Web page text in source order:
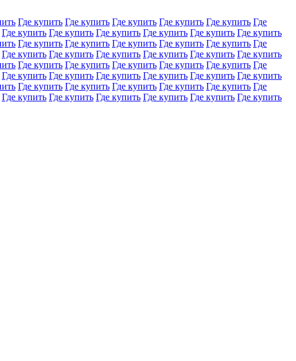
Где купить Где купить Где купить Где купить Где купить Где
Где купить Где купить Где купить Где купить Где купить Где купить
Где купить Где купить Где купить Где купить Где купить Где
Где купить Где купить Где купить Где купить Где купить Где купить
Где купить Где купить Где купить Где купить Где купить Где
Где купить Где купить Где купить Где купить Где купить Где купить
Где купить Где купить Где купить Где купить Где купить Где
Где купить Где купить Где купить Где купить Где купить Где купить